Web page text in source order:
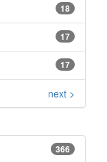
18
17
17
next >
366